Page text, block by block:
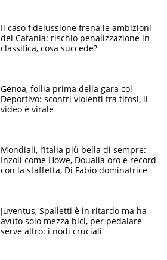
Il caso fideiussione frena le ambizioni
del Catania: rischio penalizzazione in
classifica, cosa succede?
Genoa, follia prima della gara col
Deportivo: scontri violenti tra tifosi, il
video è virale
Mondiali, l’Italia più bella di sempre:
Inzoli come Howe, Doualla oro e record
con la staffetta, Di Fabio dominatrice
Juventus, Spalletti è in ritardo ma ha
avuto solo mezza bici, per pedalare
serve altro: i nodi cruciali